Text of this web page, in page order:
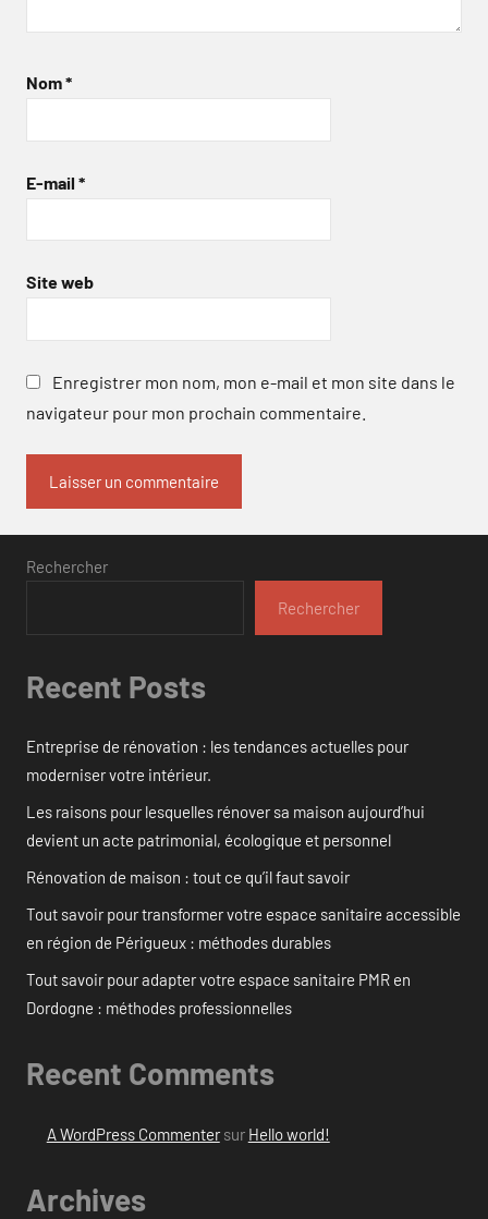
Nom*
E-mail *
Site web
Enregistrer mon nom, mon e-mail et mon site dans le
navigateur pour mon prochain commentaire.
Rechercher
Rechercher
Recent Posts
Entreprise de rénovation : les tendances actuelles pour
moderniser votre intérieur.
Les raisons pour lesquelles rénover sa maison aujourd’hui
devient un acte patrimonial, écologique et personnel
Rénovation de maison : tout ce qu’il faut savoir
Tout savoir pour transformer votre espace sanitaire accessible
en région de Périgueux : méthodes durables
Tout savoir pour adapter votre espace sanitaire PMR en
Dordogne : méthodes professionnelles
Recent Comments
A WordPress Commentersur Hello world!
Archives